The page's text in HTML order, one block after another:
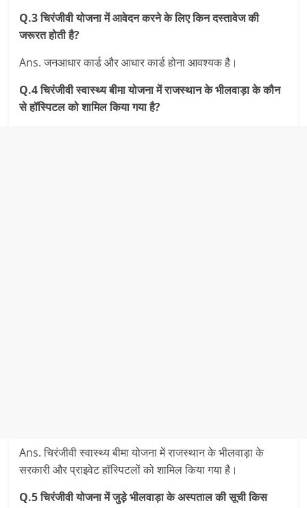
Q.3 चिरंजीवी योजना में आवेदन करने के लिए किन दस्‍तावेज की
जरूरत होती है?
Ans. जनआधार कार्ड और आधार कार्ड होना आवश्‍यक है।
Q.4 चिरंजीवी स्‍वास्‍थ्‍य बीमा योजनामें राजस्‍थान के भीलवाड़ा के कौन
से हॉस्पिटल को शामिल किया गया है?
Ans. चिरंजीवी स्‍वास्‍थ्‍य बीमा योजना में राजस्‍थान के भीलवाड़ा के
सरकारी और प्राइवेट हॉस्पिटलों को शामिल किया गया है।
Q.5चिरंजीवी योजना में जुड़े़ भीलवाड़ा के अस्‍पताल की सूची किस